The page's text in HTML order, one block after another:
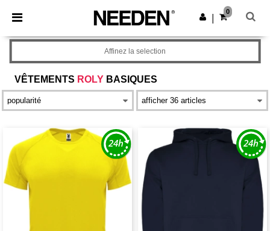
× Appli Needen
Meilleurs prix sur l’app !
Obtenir l'appli
0
VÊTEMENTS ROLY BASIQUES
Affinez la selection